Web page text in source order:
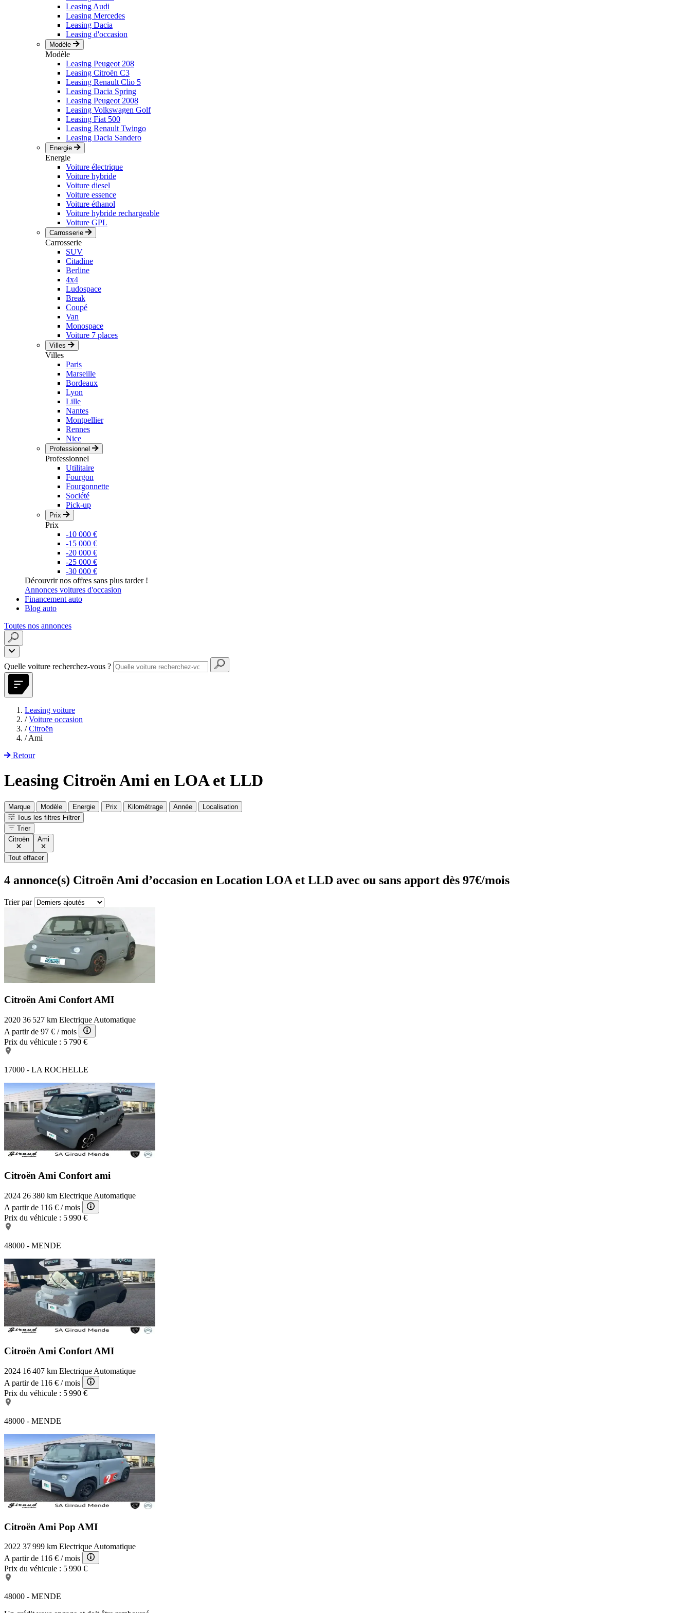
Leasing Audi
Leasing Mercedes
Leasing Dacia
Leasing d'occasion
Modèle
Modèle
Leasing Peugeot 208
Leasing Citroën C3
Leasing Renault Clio 5
Leasing Dacia Spring
Leasing Peugeot 2008
Leasing Volkswagen Golf
Leasing Fiat 500
Leasing Renault Twingo
Leasing Dacia Sandero
Energie
Energie
Voiture électrique
Voiture hybride
Voiture diesel
Voiture essence
Voiture éthanol
Voiture hybride rechargeable
Voiture GPL
Carrosserie
Carrosserie
SUV
Citadine
Berline
4x4
Ludospace
Break
Coupé
Van
Monospace
Voiture 7 places
Villes
Villes
Paris
Marseille
Bordeaux
Lyon
Lille
Nantes
Montpellier
Rennes
Nice
Professionnel
Professionnel
Utilitaire
Fourgon
Fourgonnette
Société
Pick-up
Prix
Prix
-10 000 €
-15 000 €
-20 000 €
-25 000 €
-30 000 €
Découvrir nos offres sans plus tarder !
Annonces voitures d'occasion
Financement auto
Blog auto
Toutes nos annonces
Quelle voiture recherchez-vous ?
Leasing voiture
/ Voiture occasion
/ Citroën
/ Ami
Retour
Leasing Citroën Ami en LOA et LLD
Marque Modèle Energie Prix Kilométrage Année
Localisation
Tous les filtres Filtrer
Trier
Citroën
Ami
Tout effacer
4 annonce(s) Citroën Ami d’occasion en Location LOA et LLD avec ou sans apport dès 97€/mois
Trier par
Citroën Ami ConfortAMI
2020 36 527 km Electrique Automatique
A partir de 97 € / mois
Prix du véhicule : 5 790 €
17000 - LA ROCHELLE
Citroën Ami Confort ami
2024 26 380 km Electrique Automatique
A partir de 116 € / mois
Prix du véhicule : 5 990 €
48000 - MENDE
Citroën Ami ConfortAMI
2024 16 407 km Electrique Automatique
A partir de 116 € / mois
Prix du véhicule : 5 990 €
48000 - MENDE
Citroën Ami Pop AMI
2022 37 999 km ElectriqueAutomatique
A partir de 116 € / mois
Prix du véhicule : 5 990 €
48000 - MENDE